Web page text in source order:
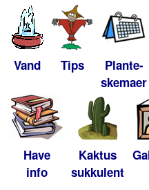
Vand Tips
Plante-
skemaer
Have
info
Kaktus
sukkulent